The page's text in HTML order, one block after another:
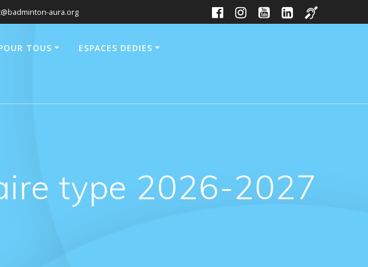
aura.org
TOUS ESPACES DEDIES
type 2026-2027